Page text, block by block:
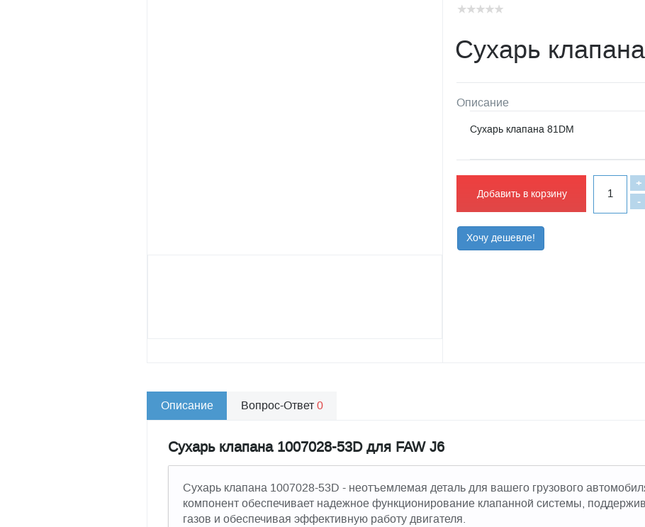
Сухарь
Описание
Сухарь клапана 81DM
Добавить в корзину
-
+
Хочу дешевле!
Описание Вопрос-Ответ0
Сухарь клапана 1007028-53D для FAW J6
Сухарь клапана 1007028-53D - неотъемлемая деталь для вашего грузового
компонент обеспечивает надежное функционирование клапанной системы,
газов и обеспечивая эффективную работу двигателя.